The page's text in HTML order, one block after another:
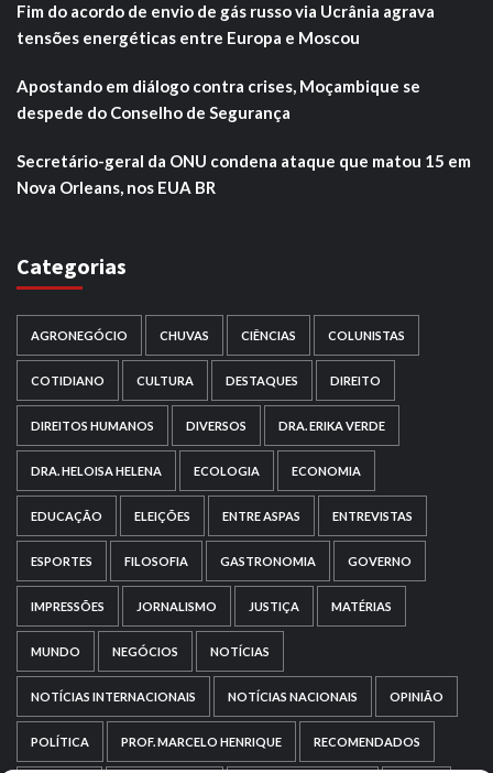
Fim do acordo de envio de gás russo via Ucrânia agrava
tensões energéticas entre Europa e Moscou
Apostando em diálogo contra crises, Moçambique se
despede do Conselho de Segurança
Secretário-geral da ONU condena ataque que matou 15 em
Nova Orleans, nos EUA BR
Categorias
AGRONEGÓCIO CHUVAS CIÊNCIAS COLUNISTAS
COTIDIANO CULTURA DESTAQUES DIREITO
DIREITOS HUMANOS DIVERSOS DRA. ERIKA VERDE
DRA. HELOISA HELENA ECOLOGIA ECONOMIA
EDUCAÇÃO ELEIÇÕES ENTRE ASPAS ENTREVISTAS
ESPORTES FILOSOFIA GASTRONOMIA GOVERNO
IMPRESSÕES JORNALISMO JUSTIÇA MATÉRIAS
MUNDO NEGÓCIOS NOTÍCIAS
NOTÍCIAS INTERNACIONAIS NOTÍCIAS NACIONAIS OPINIÃO
POLÍTICA PROF. MARCELO HENRIQUE RECOMENDADOS